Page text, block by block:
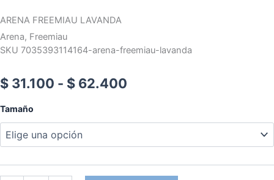
ARENA FREEMIAU LAVANDA
Arena, Freemiau
SKU 7035393114164-arena-freemiau-lavanda
$ 31.100 - $ 62.400
precios:
desde
$ 31.100
Tamaño
ARENA
LAVANDA
cantidad